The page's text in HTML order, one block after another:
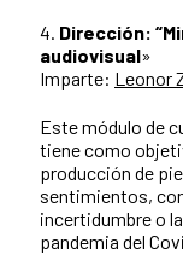
4. Dirección:
audiovisual»
Imparte: Leonor
Este módulo de
tiene como
producción de
sentimientos,
incertidumbre o
pandemia del